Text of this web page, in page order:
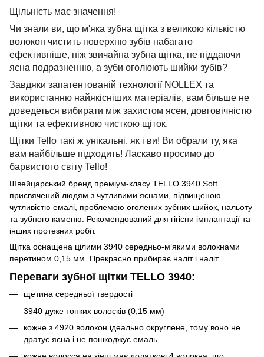
Щільність має значення!
Чи знали ви, що м'яка зубна щітка з великою кількістю
волокон чистить поверхню зубів набагато
ефективніше, ніж звичайна зубна щітка, не піддаючи
ясна подразненню, а зуби оголюють шийки зубів?
Завдяки запатентованій технології NOLLEX та
використанню найякісніших матеріалів, вам більше не
доведеться вибирати між захистом ясен, довговічністю
щітки та ефективною чисткою щіток.
Щітки Tello такі ж унікальні, як і ви! Ви обрали ту, яка
вам найбільше підходить! Ласкаво просимо до
барвистого світу Tello!
Швейцарський бренд преміум-класу TELLO 3940 Soft
присвячений людям з чутливими яснами, підвищеною
чутливістю емалі, проблемою оголених зубних шийок, нальоту
та зубного каменю. Рекомендований для гігієни імплантації та
інших протезних робіт.
Щітка оснащена цілими 3940 середньо-м’якими волокнами
перетином 0,15 мм. Прекрасно прибирає наліт і наліт
Переваги зубної щітки TELLO 3940:
щетина середньої твердості
3940 дуже тонких волосків (0,15 мм)
кожне з 4920 волокон ідеально округлене, тому воно не
дратує ясна і не пошкоджує емаль